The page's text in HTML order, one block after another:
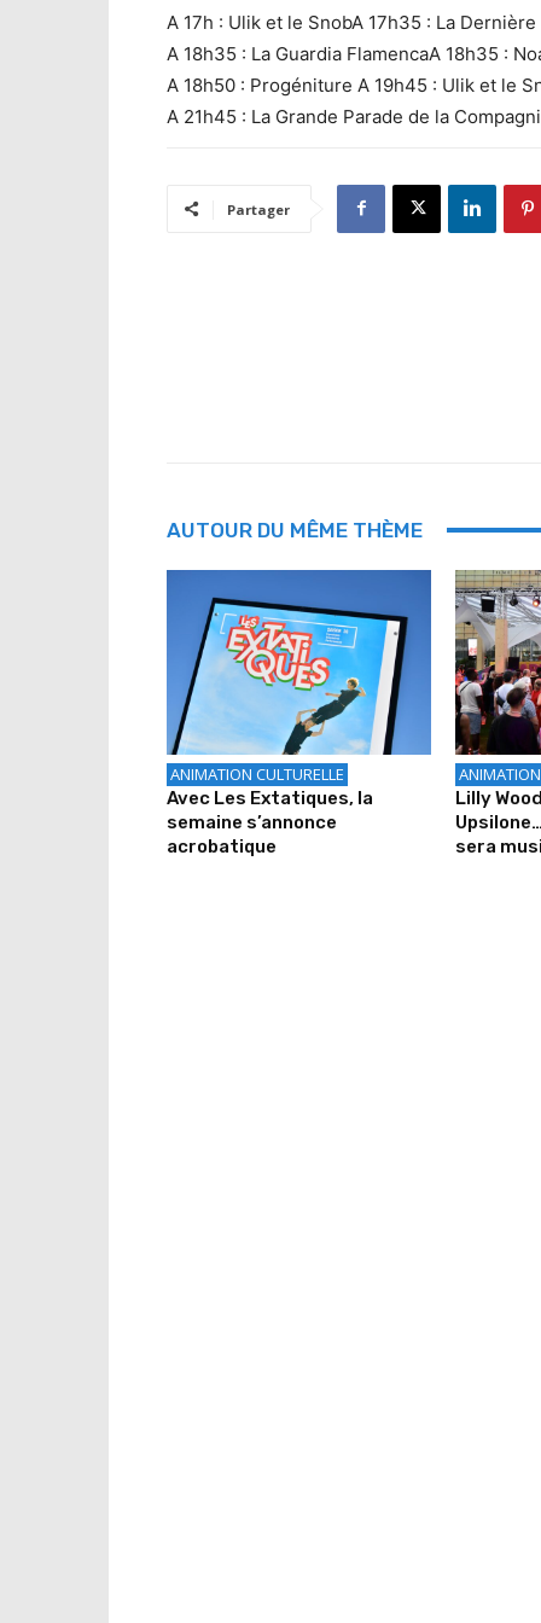
A 17h : Ulik et le SnobA 17h35 : La
A 18h35 : La Guardia FlamencaA 18h35 :
A 18h50 : Progéniture A 19h45 : Ulik et le
A 21h45 : La Grande Parade de la
Partager
AUTOUR DU MÊME THÈME
ANIMATION CULTURELLE
Avec Les Extatiques, la
semaine s’annonce
acrobatique
Lilly
sera